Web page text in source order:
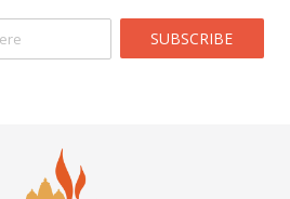
SUBSCRIBE